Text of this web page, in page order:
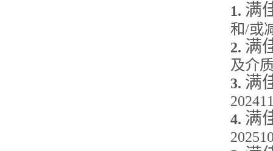
1. 满
和/或
2. 满
及介
3. 满
4. 满